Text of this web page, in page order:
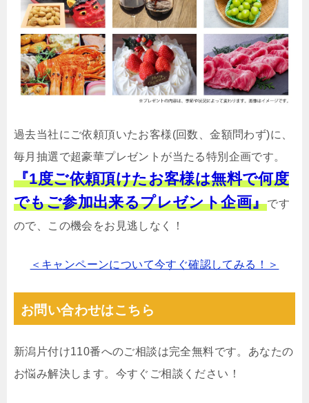
過去当社にご依頼頂いたお客様(回数、金額問わず)に、
毎月抽選で超豪華プレゼントが当たる特別企画です。
『1度ご依頼頂けたお客様は無料で何度
でもご参加出来るプレゼント企画』です
ので、この機会をお見逃しなく！
＜キャンペーンについて今すぐ確認してみる！＞
お問い合わせはこちら
新潟片付け110番へのご相談は完全無料です。あなたの
お悩み解決します。今すぐご相談ください！